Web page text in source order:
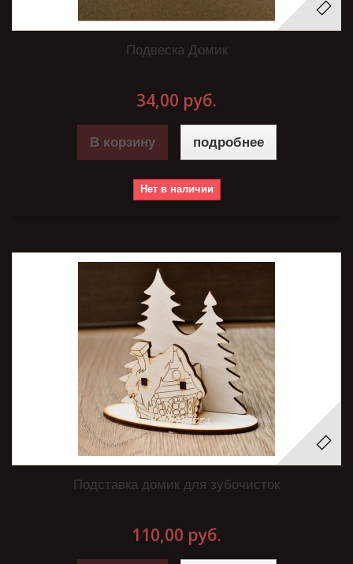
Подвеска Домик
34,00 руб.
В корзину подробнее
Нет в наличии
Подставка домик для зубочисток
110,00 руб.